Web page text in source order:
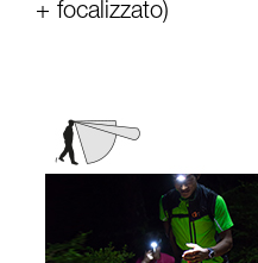
+ focalizzato)